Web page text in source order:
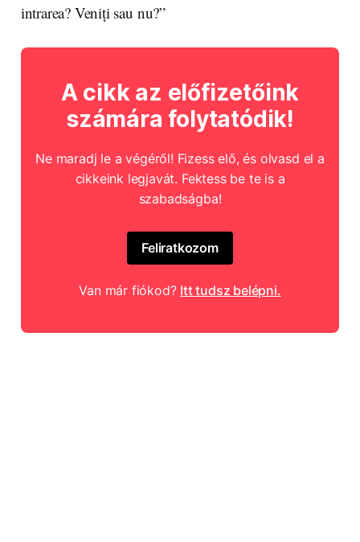
intrarea? Veniți sau nu?”
A cikk az előfizetőink
számára folytatódik!
Ne maradj le a végéről! Fizess elő, és olvasd el a
cikkeink legjavát. Fektess be te is a
szabadságba!
Feliratkozom
Van már fiókod? Itt tudsz belépni.